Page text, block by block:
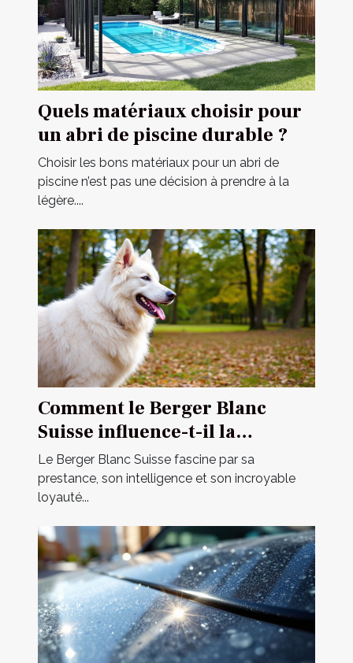
Quels matériaux choisir pour
un abri de piscine durable ?
Choisir les bons matériaux pour un abri de
piscine n’est pas une décision à prendre à la
légère....
Comment le Berger Blanc
Suisse influence-t-il la
dynamique familiale ?
Le Berger Blanc Suisse fascine par sa
prestance, son intelligence et son incroyable
loyauté...